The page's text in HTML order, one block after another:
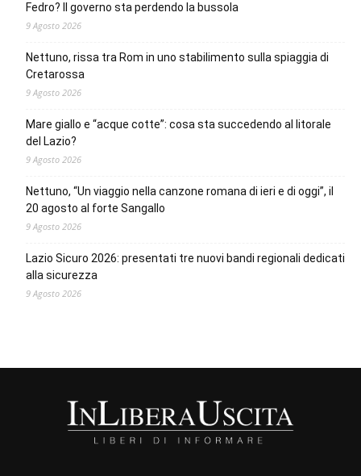
Fedro? Il governo sta perdendo la bussola
9 Agosto 2026
Nettuno, rissa tra Rom in uno stabilimento sulla spiaggia di
Cretarossa
9 Agosto 2026
Mare giallo e “acque cotte”: cosa sta succedendo al litorale
del Lazio?
9 Agosto 2026
Nettuno, “Un viaggio nella canzone romana di ieri e di oggi”, il
20 agosto al forte Sangallo
9 Agosto 2026
Lazio Sicuro 2026: presentati tre nuovi bandi regionali dedicati
alla sicurezza
9 Agosto 2026